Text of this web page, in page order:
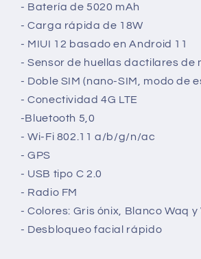
- Batería de 5020 mAh
- Carga rápida de 18W
- MIUI 12 basado en Android 11
- Sensor de huellas dactilares de
- Doble SIM (nano-SIM, modo de
- Conectividad 4G LTE
-Bluetooth 5,0
- Wi-Fi 802.11 a/b/g/n/ac
- GPS
- USB tipo C 2.0
- Radio FM
- Colores: Gris ónix, Blanco Waq
- Desbloqueo facial rápido